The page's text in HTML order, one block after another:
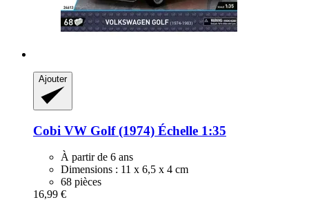
Ajouter
Cobi VW Golf (1974) Échelle 1:35
À partir de 6 ans
Dimensions : 11 x 6,5 x 4 cm
68 pièces
16,99 €